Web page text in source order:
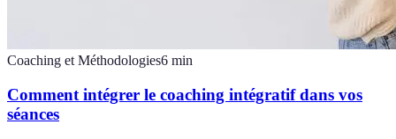
Coaching et Méthodologies6 min
Comment intégrer le coaching intégratif dans vos
séances